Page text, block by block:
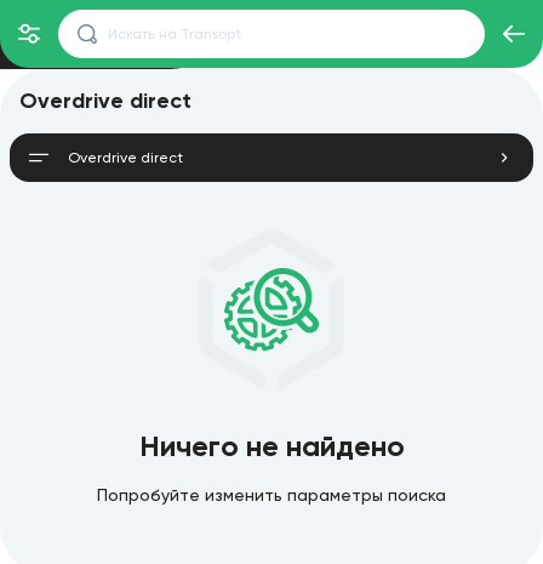
Overdrive direct
Overdrive direct
Ничего не найдено
Попробуйте изменить параметры поиска